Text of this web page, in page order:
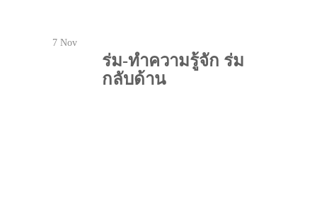
7 Nov
ร่ม-ทำความรู้จัก ร่ม
กลับด้าน